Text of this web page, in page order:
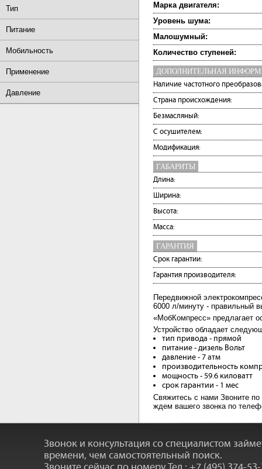
Тип
Питание
Мобильность
Применение
Давление
Марка двигателя:
Уровень шума:
Малошумный:
Количество ступеней:
ДОПОЛНИТЕЛЬНАЯ
Наличие частотного
Страна происхождения:
Безмасляный:
С осушителем:
Модификация:
ГАБАРИТЫ
Длина:
Ширина:
Высота:
Масса:
ГАРАНТИЯ
Срок гарантии:
Гарантия производителя:
Передвижной
6000 л/минуту - правильный
«МобКомпресс» предлагает
Устройство обладает
тип привода - прямой
питание - дизель Вольт
давление - 7 атм
производительность
мощность - 59.6 киловатт
срок гарантии - 1 мес
Свяжитесь с нами Звоните
ждем вашего звонка по
Звонок и консультация со специалистом
времени, чем самостоятельный поиск.